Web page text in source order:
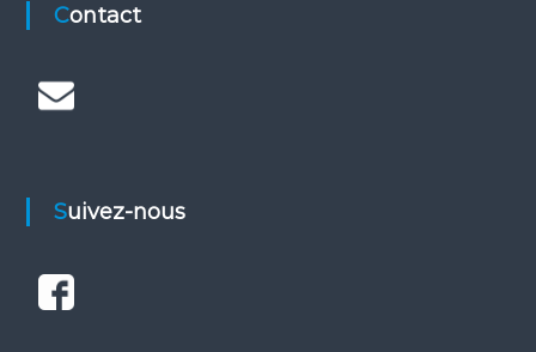
Contact
Suivez-nous